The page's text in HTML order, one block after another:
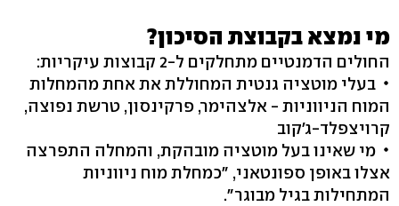
מי נמצא בקבוצת הסיכון?
החולים הדמנטיים מתחלקים ל-2 קבוצות עיקריות:
בעלי מוטציה גנטית המחוללת את אחת מהמחלות
המוח הניווניות - אלצהימר, פרקינסון, טרשת נפוצה,
קרויצפלד-ג'קוב
מי שאינו בעל מוטציה מובהקת, והמחלה התפרצה
אצלו באופן ספונטאני, "כמחלת מוח ניווניות
המתחילות בגיל מבוגר".